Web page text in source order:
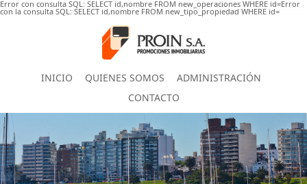
Error con consulta SQL: SELECT id,nombre FROM new_operaciones WHERE id=Error
con la consulta SQL: SELECT id,nombre FROM new_tipo_propiedad WHERE id=
INICIO QUIENES SOMOS
ADMINISTRACIÓN
CONTACTO